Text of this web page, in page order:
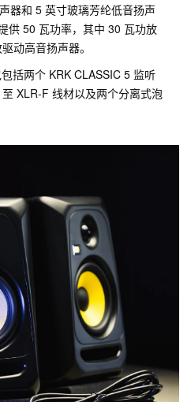
器和 5 英寸玻璃芳纶低音扬声
供 50 瓦功率，其中 30 瓦功放
动高音扬声器。
括两个 KRK CLASSIC 5 监听
XLR-F 线材以及两个分离式泡